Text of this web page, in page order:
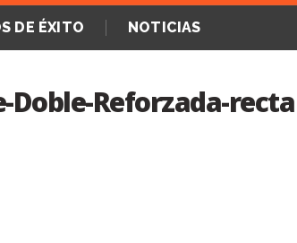
DE ÉXITO NOTICIAS
Doble-Reforzada-recta